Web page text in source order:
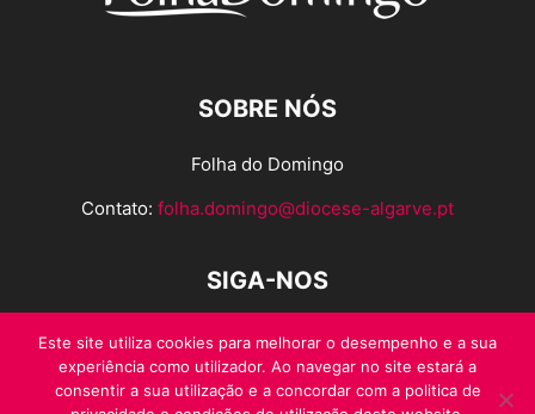
SOBRE NÓS
Folha do Domingo
Contato: folha.domingo@diocese-algarve.pt
SIGA-NOS
Este site utiliza cookies para melhorar o desempenho e a sua
experiência como utilizador. Ao navegar no site estará a
consentir a sua utilização e a concordar com a politica de